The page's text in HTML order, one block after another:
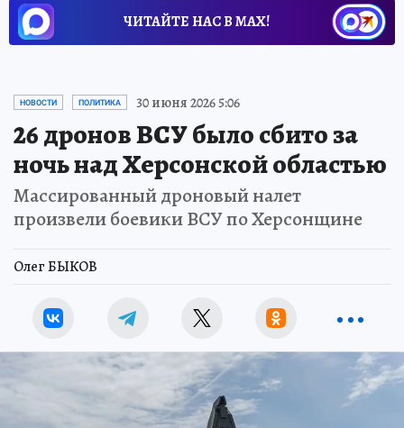
ЧИТАЙТЕ НАС В МАХ!
НОВОСТИ ПОЛИТИКА 30 июня 2026 5:06
26 дронов ВСУ было сбито за
ночь над Херсонской областью
Массированный дроновый налет
произвели боевики ВСУ по Херсонщине
Олег БЫКОВ